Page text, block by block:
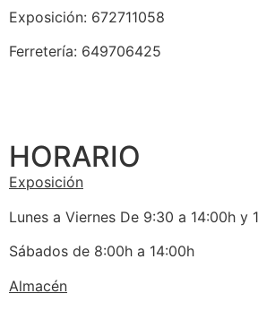
Exposición: 672711058
Ferretería: 649706425
HORARIO
Exposición
Lunes a Viernes De 9:30 a 14:00h y
Sábados de 8:00h a 14:00h
Almacén